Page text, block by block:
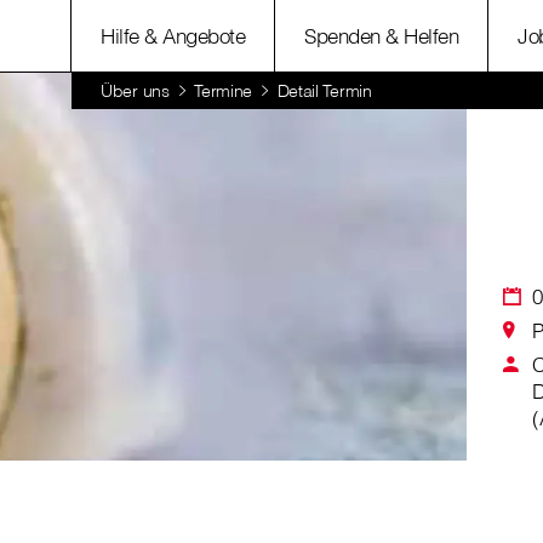
Hilfe & Angebote Spenden & Helfen
Über uns Termine Detail Termin